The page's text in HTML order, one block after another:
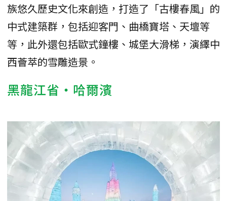
族悠久歷史文化來創造，打造了「古樓春風」的
中式建築群，包括迎客門、曲橋寶塔、天壇等
等，此外還包括歐式鐘樓、城堡大滑梯，演繹中
西薈萃的雪雕造景。
黑龍江省・哈爾濱